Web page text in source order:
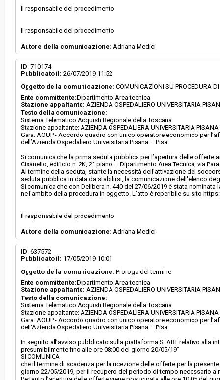
Il responsabile del procedimento
Il responsabile del procedimento
Autore della comunicazione: Adriana Medici
ID: 710174
Pubblicato il: 26/07/2019 11:52
Oggetto della comunicazione: COMUNICAZIONI SU PROCEDURA
Ente committente:Dipartimento Area tecnica
Stazione appaltante: AZIENDA OSPEDALIERO UNIVERSITARIA
Testo della comunicazione:
Sistema Telematico Acquisti Regionale della Toscana
Stazione appaltante: AZIENDA OSPEDALIERA UNIVERSITARIA
Gara: AOUP - Accordo quadro con unico operatore economico per
dell’Azienda Ospedaliero Universitaria Pisana – Pisa
Si comunica che la prima seduta pubblica per l’apertura delle
Cisanello, edificio n. 2K, 2° piano – Dipartimento Area Tecnica, via
Al termine della seduta, stante la necessità dell’attivazione del
seduta pubblica in data da stabilirsi, la comunicazione dell'elenco
Si comunica che con Delibera n. 440 del 27/06/2019 è stata
nell'ambito della procedura in oggetto. L'atto è reperibile su sito
Il responsabile del procedimento
Autore della comunicazione: Adriana Medici
ID: 637572
Pubblicato il: 17/05/2019 10:01
Oggetto della comunicazione: Proroga del termine
Ente committente:Dipartimento Area tecnica
Stazione appaltante: AZIENDA OSPEDALIERO UNIVERSITARIA
Testo della comunicazione:
Sistema Telematico Acquisti Regionale della Toscana
Stazione appaltante: AZIENDA OSPEDALIERA UNIVERSITARIA
Gara: AOUP - Accordo quadro con unico operatore economico per
dell’Azienda Ospedaliero Universitaria Pisana – Pisa
In seguito all’avviso pubblicato sulla piattaforma START relativo alla
presumibilmente fino alle ore 08:00 del giorno 20/05/19”
SI COMUNICA
che il termine di scadenza per la ricezione delle offerte per la
giorno 22/05/2019, per il recupero del periodo di tempo necessario